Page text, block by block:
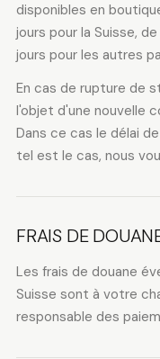
disponibles en
jours pour la Suisse,
jours pour les autres
En cas de rupture de
l'objet d'une nouvelle
Dans ce cas le délai
tel est le cas, nous
FRAIS DE
Les frais de douane
Suisse sont à votre
responsable des